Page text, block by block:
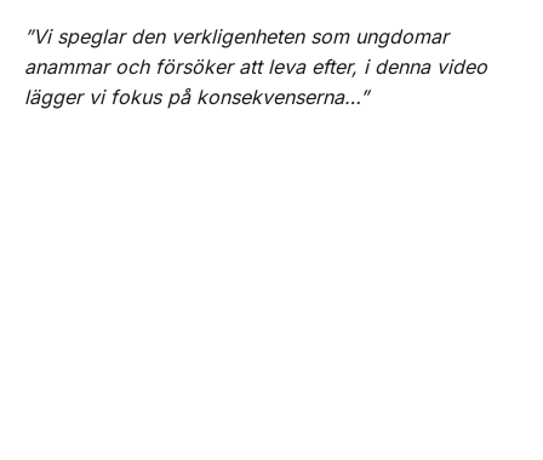
”Vi speglar den verkligenheten som ungdomar
anammar och försöker att leva efter, i denna video
lägger vi fokus på konsekvenserna…”